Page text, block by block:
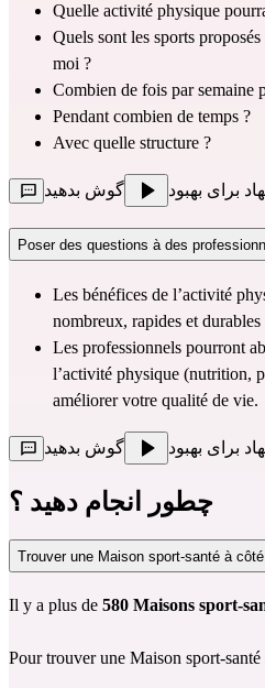
Quelle activité physique
Quels sont les sports
moi ?
Combien de fois par semaine
Pendant combien de temps ?
Avec quelle structure ?
برای بهبود گوش بدهید
Poser des questions à des
Les bénéfices de l’activité
nombreux, rapides et durables
Les professionnels pourront
l’activité physique (nutrition,
améliorer votre qualité de vie.
برای بهبود گوش بدهید
چطور انجام دهید ؟
Trouver une Maison sport-santé à
Il y a plus de 580 Maisons sport-
Pour trouver une Maison sport-santé